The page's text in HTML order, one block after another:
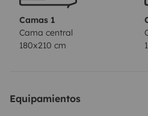
antena tv exterior, mesa, 4
enchufe corriente.
No es
MENSAJE 24H O LLAMADA
Camas 1
Cama central
180x210 cm
Equipamientos